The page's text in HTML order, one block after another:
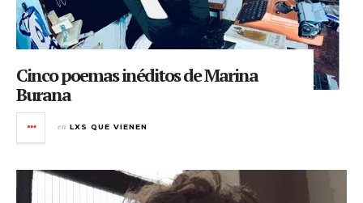
Cinco poemas inéditos de Marina
Burana
en LXS QUE VIENEN